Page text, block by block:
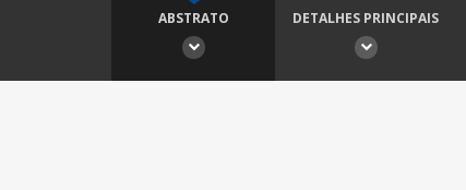
ABSTRATO DETALHES PRINCIPAIS